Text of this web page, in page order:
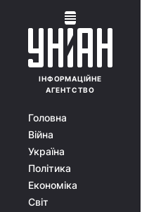
ІНФОРМАЦІЙНЕ
АГЕНТСТВО
Головна
Війна
Україна
Політика
Економіка
Світ